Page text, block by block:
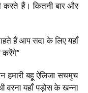
करते हैं। कितनी बार और
हैं आप सदा के लिए यहाँ
करेंगे”
हमारी बहू ऐलिजा सचमुच
वरना यहाँ पड़ोस के खन्ना